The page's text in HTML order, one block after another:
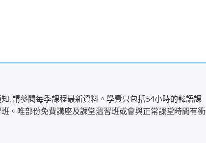
-았/었다
-(으)ㄹ 것이다
, 請參閱每季課程最新資料。學費只包括54小時的韓語課
。唯部份免費講座及課堂溫習班或會與正常課堂時間有衝